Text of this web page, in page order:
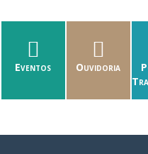
Eventos Ouvidoria